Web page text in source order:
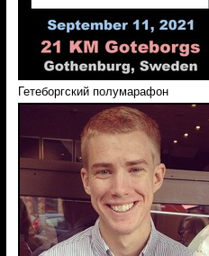
Гетеборгский полумарафон